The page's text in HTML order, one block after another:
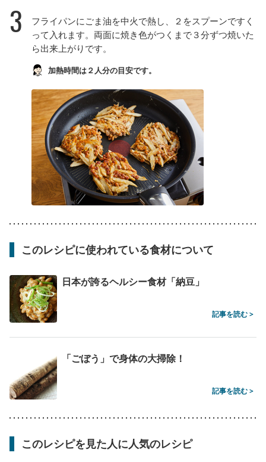
3
フライパンにごま油を中火で熱し、２をスプーンですく
って入れます。両面に焼き色がつくまで３分ずつ焼いた
ら出来上がりです。
加熱時間は２人分の目安です。
このレシピに使われている食材について
日本が誇るヘルシー食材「納豆」
記事を読む >
「ごぼう」で身体の大掃除！
記事を読む >
このレシピを見た人に人気のレシピ